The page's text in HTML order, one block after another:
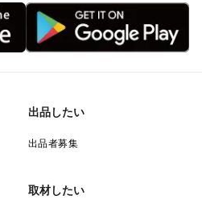
出品したい
出品者募集
取材したい